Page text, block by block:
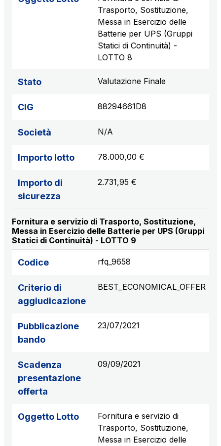
Trasporto, Sostituzione,
Messa in Esercizio delle
Batterie per UPS (Gruppi
Statici di Continuità) -
LOTTO 8
Stato Valutazione Finale
CIG 88294661D8
Società N/A
Importo lotto 78.000,00 €
Importo di
sicurezza
2.731,95 €
Fornitura e servizio di Trasporto, Sostituzione,
Messa in Esercizio delle Batterie per UPS (Gruppi
Statici di Continuità) - LOTTO 9
Codice rfq_9658
Criterio di
aggiudicazione
BEST_ECONOMICAL_OFFER
Pubblicazione
bando
23/07/2021
Scadenza
presentazione
offerta
09/09/2021
Oggetto Lotto
Fornitura e servizio di
Trasporto, Sostituzione,
Messa in Esercizio delle